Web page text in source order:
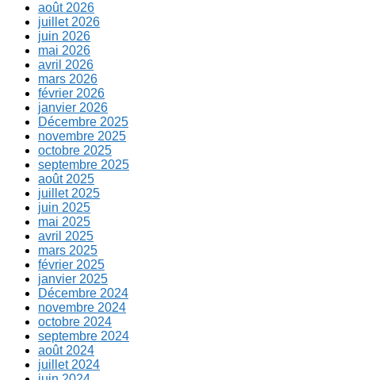
août 2026
juillet 2026
juin 2026
mai 2026
avril 2026
mars 2026
février 2026
janvier 2026
Décembre 2025
novembre 2025
octobre 2025
septembre 2025
août 2025
juillet 2025
juin 2025
mai 2025
avril 2025
mars 2025
février 2025
janvier 2025
Décembre 2024
novembre 2024
octobre 2024
septembre 2024
août 2024
juillet 2024